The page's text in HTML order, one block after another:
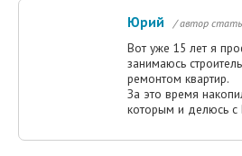
Юрий / автор
Вот уже 15 лет я
занимаюсь
ремонтом квартир.
За это время
которым и делюсь с